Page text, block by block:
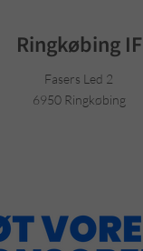
Ringkøbing IF
Fasers Led 2
6950 Ringkøbing